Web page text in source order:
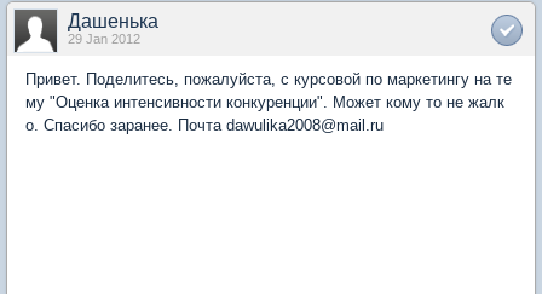
Дашенька
29 Jan 2012
Привет. Поделитесь, пожалуйста, с курсовой по маркетингу на те
му "Оценка интенсивности конкуренции". Может кому то не жалк
о. Спасибо заранее. Почта dawulika2008@mail.ru